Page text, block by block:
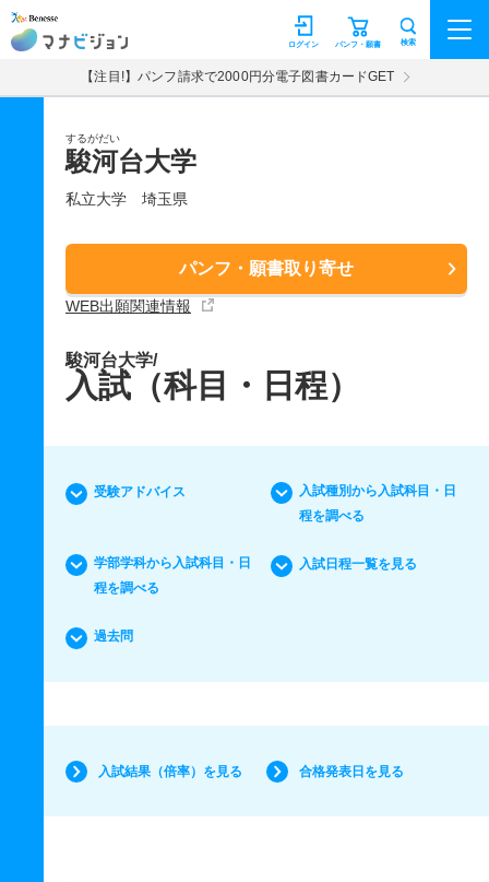
マナビジョン パンフ・願書
ログイン 検索
【注目!】パンフ請求で2000円分電子図書カードGET
するがだい
駿河台大学
私立大学 埼玉県
パンフ・願書取り寄せ
WEB出願関連情報
駿河台大学/
入試（科目・日程）
受験アドバイス
入試種別から入試科目・日
程を調べる
学部学科から入試科目・日
程を調べる
入試日程一覧を見る
過去問
入試結果（倍率）を見る 合格発表日を見る